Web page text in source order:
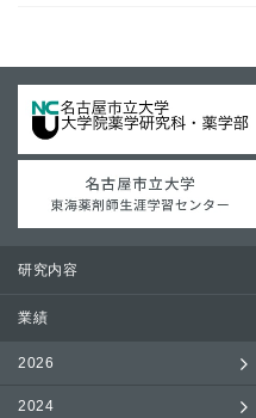
研究内容
業績
2026
2024